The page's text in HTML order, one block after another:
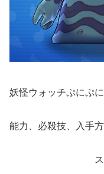
妖怪ウォッチぷにぷ
能力、必殺技、入手